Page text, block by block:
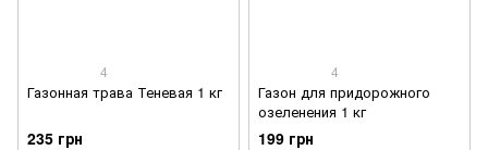
4
Газонная трава Теневая 1 кг
235 грн
4
Газон для придорожного
озеленения 1 кг
199 грн